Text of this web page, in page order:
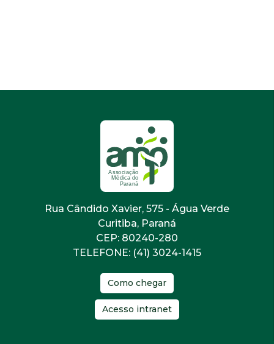
Rua Cândido Xavier, 575 - Água Verde
Curitiba, Paraná
CEP: 80240-280
TELEFONE: (41) 3024-1415
Como chegar
Acesso intranet